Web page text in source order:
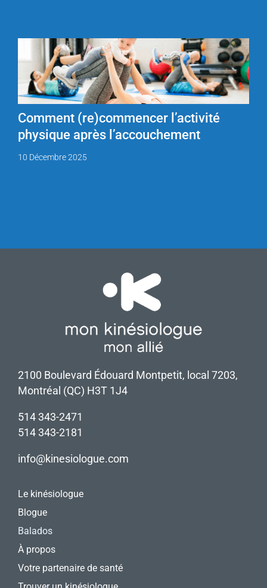
Comment (re)commencer l’activité
physique après l’accouchement
10 Décembre 2025
2100 Boulevard Édouard Montpetit, local 7203,
Montréal (QC) H3T 1J4
514 343-2471
514 343-2181
info@kinesiologue.com
Le kinésiologue
Blogue
Balados
À propos
Votre partenaire de santé